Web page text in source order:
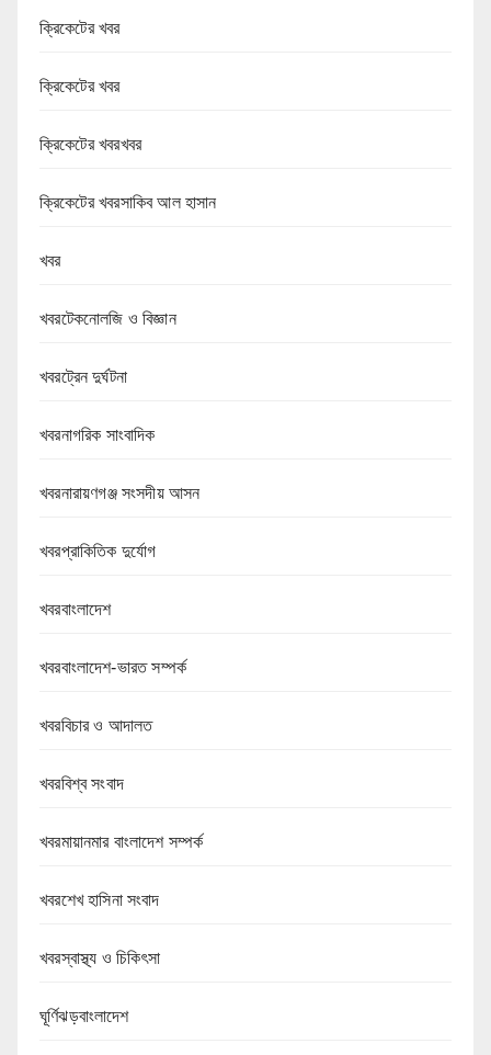
ক্রিকেটের খবর
ক্রিকেটের খবর
ক্রিকেটের খবরখবর
ক্রিকেটের খবরসাকিব আল হাসান
খবর
খবরটেকনোলজি ও বিজ্ঞান
খবরট্রেন দুর্ঘটনা
খবরনাগরিক সাংবাদিক
খবরনারায়ণগঞ্জ সংসদীয় আসন
খবরপ্রাকিতিক দুর্যোগ
খবরবাংলাদেশ
খবরবাংলাদেশ-ভারত সম্পর্ক
খবরবিচার ও আদালত
খবরবিশ্ব সংবাদ
খবরমায়ানমার বাংলাদেশ সম্পর্ক
খবরশেখ হাসিনা সংবাদ
খবরস্বাস্থ্য ও চিকিৎসা
ঘূর্ণিঝড়বাংলাদেশ